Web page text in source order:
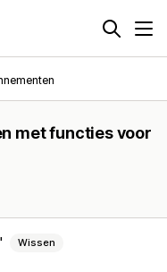
met functies voor
Wissen